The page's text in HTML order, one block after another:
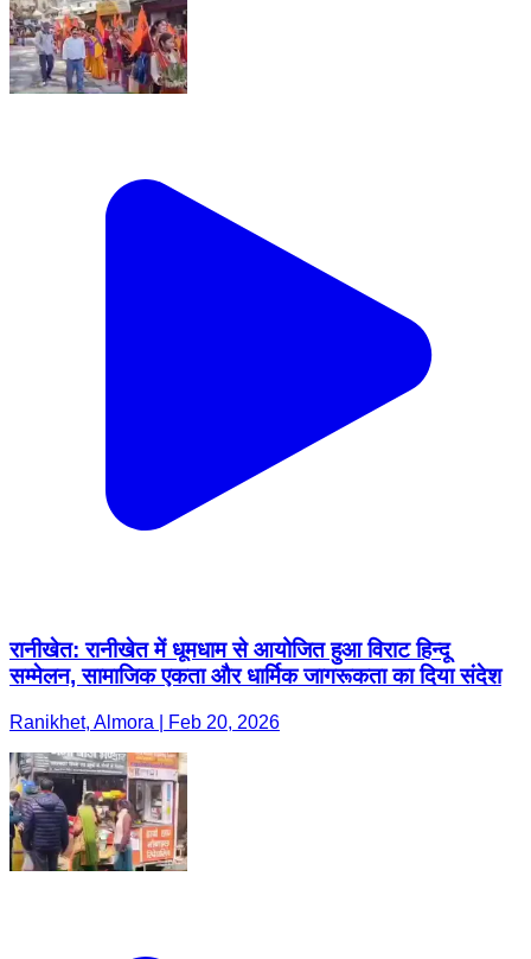
रानीखेत: रानीखेत में धूमधाम से आयोजित हुआ विराट हिन्दू
सम्मेलन, सामाजिक एकता और धार्मिक जागरूकता का दिया संदेश
Ranikhet, Almora | Feb 20, 2026